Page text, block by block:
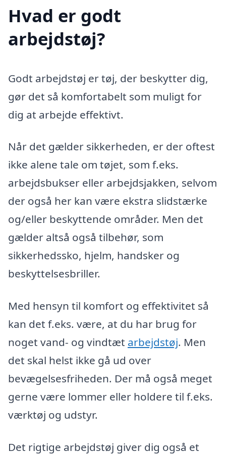
Hvad er godt
arbejdstøj?
Godt arbejdstøj er tøj, der beskytter dig,
gør det så komfortabelt som muligt for
dig at arbejde effektivt.
Når det gælder sikkerheden, er der oftest
ikke alene tale om tøjet, som f.eks.
arbejdsbukser eller arbejdsjakken, selvom
der også her kan være ekstra slidstærke
og/eller beskyttende områder. Men det
gælder altså også tilbehør, som
sikkerhedssko, hjelm, handsker og
beskyttelsesbriller.
Med hensyn til komfort og effektivitet så
kan det f.eks. være, at du har brug for
noget vand- og vindtæt arbejdstøj. Men
det skal helst ikke gå ud over
bevægelsesfriheden. Der må også meget
gerne være lommer eller holdere til f.eks.
værktøj og udstyr.
Det rigtige arbejdstøj giver dig også et